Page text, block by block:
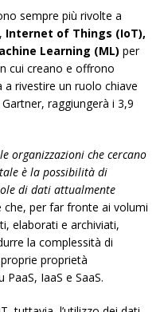
sempre più rivolte a
Internet of Things (IoT),
Learning (ML) per
cui creano e offrono
a rivestire un ruolo chiave
raggiungerà i 3,9
organizzazioni che cercano
è la possibilità di
di dati attualmente
per far fronte ai volumi
elaborati e archiviati,
la complessità di
proprietà
IaaS e SaaS.